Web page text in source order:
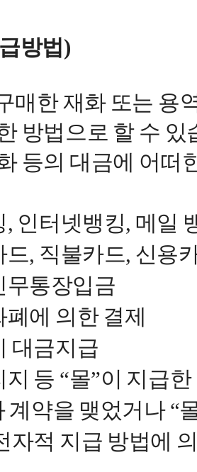
방법)
매한 재화 또는 용
방법으로 할 수
등의 대금에 어떠
, 인터넷뱅킹, 메일
드, 직불카드, 신용
무통장입금
폐에 의한 결제
대금지급
지 등 “몰”이 지급
계약을 맺었거나
자적 지급 방법에